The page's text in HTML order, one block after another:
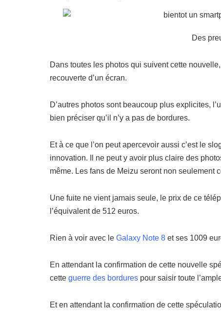
Des
Dans toutes les photos qui suivent cette
recouverte d’un écran.
D’autres photos sont beaucoup plus explicites,
bien préciser qu’il n’y a pas de bordures.
Et à ce que l’on peut apercevoir aussi c’est le
innovation. Il ne peut y avoir plus claire des
même. Les fans de Meizu seront non seulement
Une fuite ne vient jamais seule, le prix de ce
l’équivalent de 512 euros.
Rien à voir avec le Galaxy Note 8 et ses 1009
En attendant la confirmation de cette nouvelle
cette guerre des bordures pour saisir toute
Et en attendant la confirmation de cette